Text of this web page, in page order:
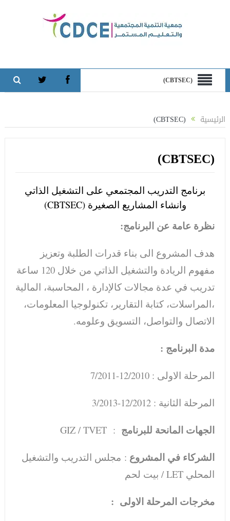
(CBTSEC)
الرئيسية (CBTSEC)
(CBTSEC)
برنامج التدريب المجتمعي على التشغيل الذاتي
وانشاء المشاريع الصغيرة (CBTSEC)
نظرة عامة عن البرنامج:
هدف المشروع الى بناء قدرات الطلبة وتعزيز
مفهوم الريادة والتشغيل الذاتي من خلال 120 ساعة
تدريب في عدة مجالات كالإدارة ، المحاسبة، المالية
،المراسلات، كتابة التقارير، تكنولوجيا المعلومات،
الاتصال والتواصل، التسويق وعلومه.
مدة البرنامج :
المرحلة الاولى : 12/2010-7/2011
المرحلة الثانية : 12/2012-3/2013
الجهات المانحة للبرنامج : GIZ / TVET
الشركاء في المشروع : مجلس التدريب والتشغيل
المحلي LET / بيت لحم
مخرجات المرحلة الاولى :